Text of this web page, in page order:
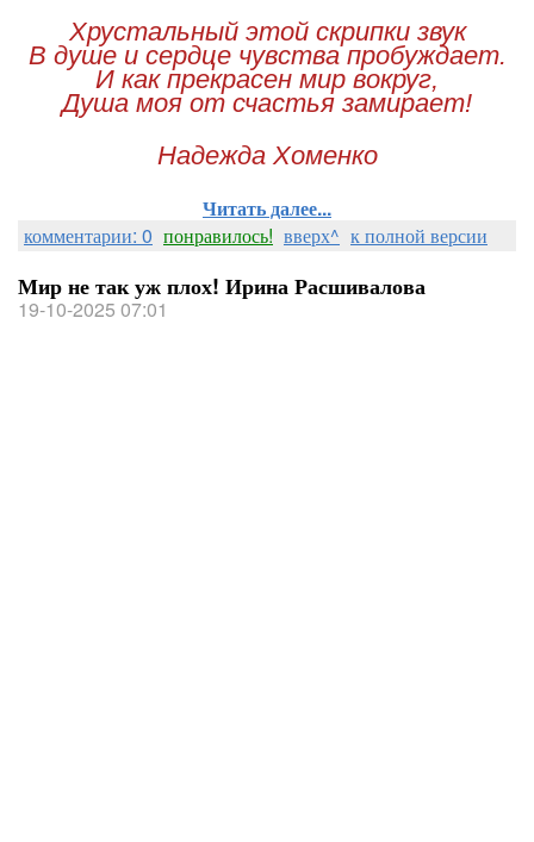
Хрустальный этой скрипки звук
В душе и сердце чувства пробуждает.
И как прекрасен мир вокруг,
Душа моя от счастья замирает!
Надежда Хоменко
Читать далее...
комментарии: 0 понравилось! вверх^ к полной версии
Мир не так уж плох! Ирина Расшивалова
19-10-2025 07:01